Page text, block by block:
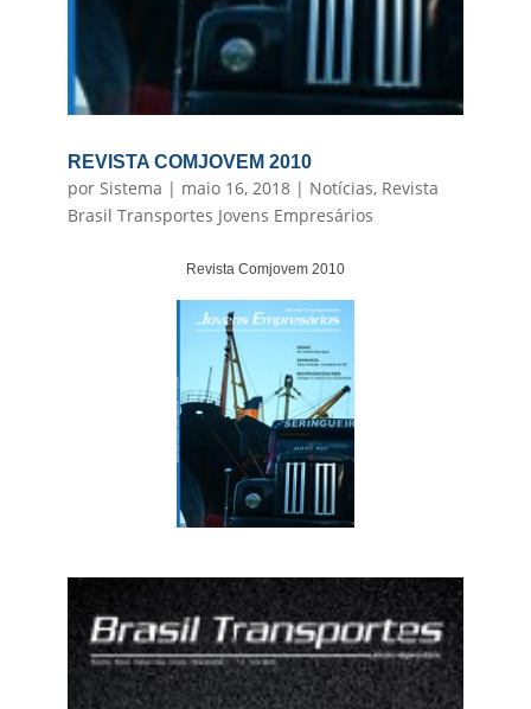
REVISTA COMJOVEM 2010
por Sistema | maio 16, 2018| Notícias, Revista
Brasil Transportes Jovens Empresários
Revista Comjovem 2010